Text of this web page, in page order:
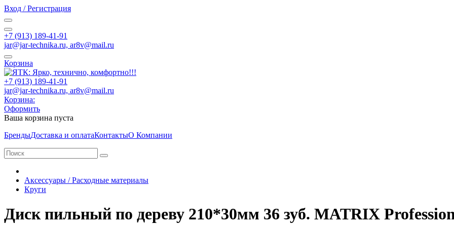
Вход / Регистрация
+7 (913) 189-41-91
jar@jar-technika.ru, ar8v@mail.ru
Корзина
+7 (913) 189-41-91
jar@jar-technika.ru, ar8v@mail.ru
Корзина:
Оформить
Ваша корзина пуста
БрендыДоставка и оплатаКонтактыО Компании
Аксессуары / Расходные материалы
Круги
Диск пильный по дереву 210*30мм 36 зуб. MATRIX